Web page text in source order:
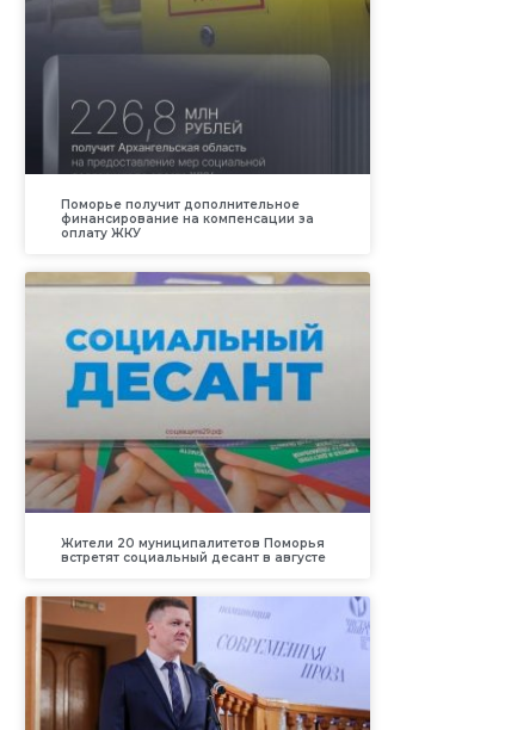
Поморье получит дополнительное
финансирование на компенсации за
оплату ЖКУ
Жители 20 муниципалитетов Поморья
встретят социальный десант в августе